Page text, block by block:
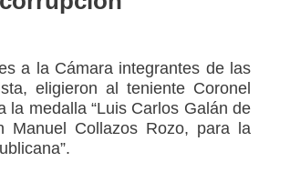
a la Cámara integrantes de las
eligieron al teniente Coronel
la medalla “Luis Carlos Galán de
Manuel Collazos Rozo, para la